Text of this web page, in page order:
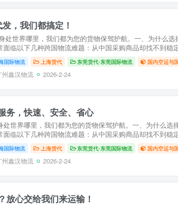
，我们都搞定！
处世界哪里，我们都为您的货物保驾护航。一、为什么
面临以下几种跨国物流难题：从中国采购商品却找不到稳
国际物流 上海货代 东莞货代-东莞国际物流 国内空运与
州鑫汉物流 2026-2-24
务，快速、安全、省心
处世界哪里，我们都为您的货物保驾护航。一、为什么选
面临以下几种跨国物流难题：从中国采购商品却找不到稳
国际物流 上海货代 东莞货代-东莞国际物流 国内空运与
州鑫汉物流 2026-2-24
放心交给我们来运输！